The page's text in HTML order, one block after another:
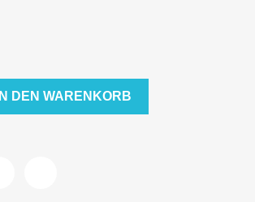
IN DEN WARENKORB